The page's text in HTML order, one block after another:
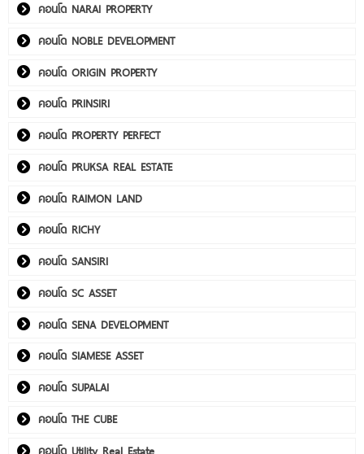
คอนโด NARAI PROPERTY
คอนโด NOBLE DEVELOPMENT
คอนโด ORIGIN PROPERTY
คอนโด PRINSIRI
คอนโด PROPERTY PERFECT
คอนโด PRUKSA REAL ESTATE
คอนโด RAIMON LAND
คอนโด RICHY
คอนโด SANSIRI
คอนโด SC ASSET
คอนโด SENA DEVELOPMENT
คอนโด SIAMESE ASSET
คอนโด SUPALAI
คอนโด THE CUBE
คอนโด Utility Real Estate